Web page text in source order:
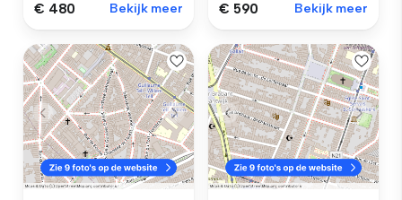
€ 480 Bekijk meer € 590 Bekijk meer